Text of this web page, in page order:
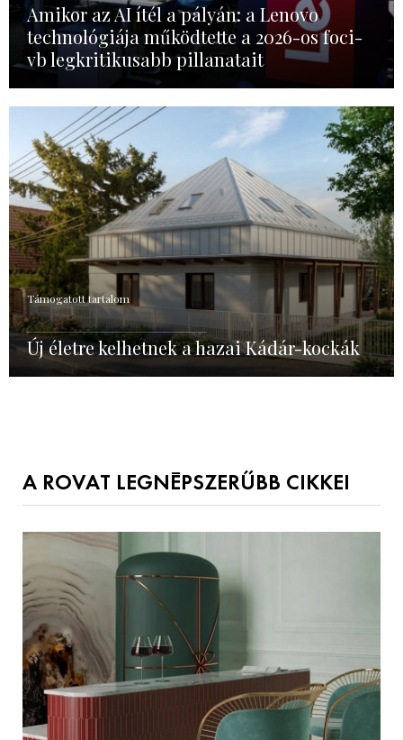
Amikor az AI ítél a pályán: a Lenovo
technológiája működtette a 2026-os foci-
vb legkritikusabb pillanatait
Támogatott tartalom
Új életre kelhetnek a hazai Kádár-kockák
A ROVAT LEGNÉPSZERŰBB CIKKEI